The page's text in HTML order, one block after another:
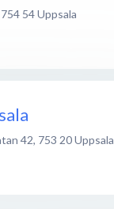
754 54Uppsala
42, 753 20Uppsala